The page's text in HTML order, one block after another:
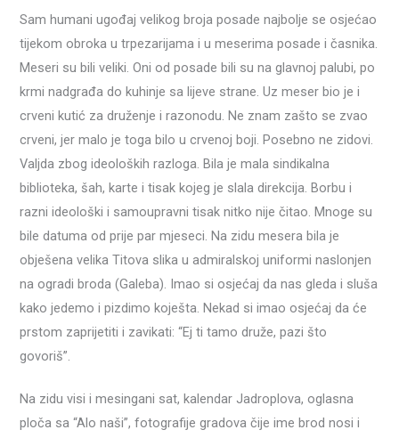
Sam humani ugođaj velikog broja posade najbolje se osjećao
tijekom obroka u trpezarijama i u meserima posade i časnika.
Meseri su bili veliki. Oni od posade bili su na glavnoj palubi, po
krmi nadgrađa do kuhinje sa lijeve strane. Uz meser bio je i
crveni kutić za druženje i razonodu. Ne znam zašto se zvao
crveni, jer malo je toga bilo u crvenoj boji. Posebno ne zidovi.
Valjda zbog ideoloških razloga. Bila je mala sindikalna
biblioteka, šah, karte i tisak kojeg je slala direkcija. Borbu i
razni ideološki i samoupravni tisak nitko nije čitao. Mnoge su
bile datuma od prije par mjeseci. Na zidu mesera bila je
obješena velika Titova slika u admiralskoj uniformi naslonjen
na ogradi broda (Galeba). Imao si osjećaj da nas gleda i sluša
kako jedemo i pizdimo koješta. Nekad si imao osjećaj da će
prstom zaprijetiti i zavikati: “Ej ti tamo druže, pazi što
govoriš”.
Na zidu visi i mesingani sat, kalendar Jadroplova, oglasna
ploča sa “Alo naši”, fotografije gradova čije ime brod nosi i